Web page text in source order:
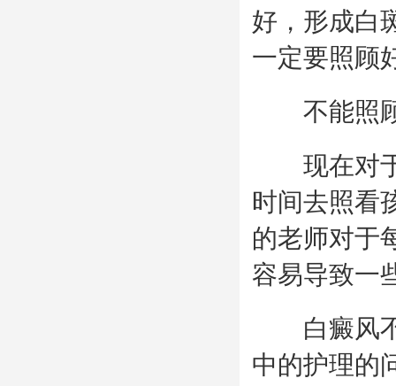
好，形成白
一定要照顾
不能照
现在对于
时间去照看
的老师对于
容易导致一
白癜风不
中的护理的